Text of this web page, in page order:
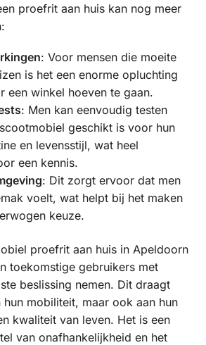
proefrit aan huis kan nog meer
: Voor mensen die moeite
is het een enorme opluchting
een winkel hoeven te gaan.
: Men kan eenvoudig testen
geschikt is voor hun
en levensstijl, wat heel
een kennis.
: Dit zorgt ervoor dat men
voelt, wat helpt bij het maken
keuze.
proefrit aan huis in Apeldoorn
toekomstige gebruikers met
beslissing nemen. Dit draagt
hun mobiliteit, maar ook aan hun
kwaliteit van leven. Het is een
van onafhankelijkheid en het